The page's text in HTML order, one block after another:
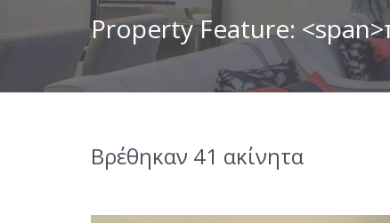
Property Feature:
Βρέθηκαν 41 ακίνητα